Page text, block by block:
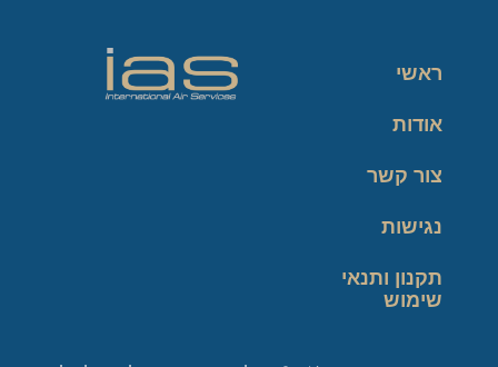
ראשי
אודות
צור קשר
נגישות
תקנון ותנאי
שימוש